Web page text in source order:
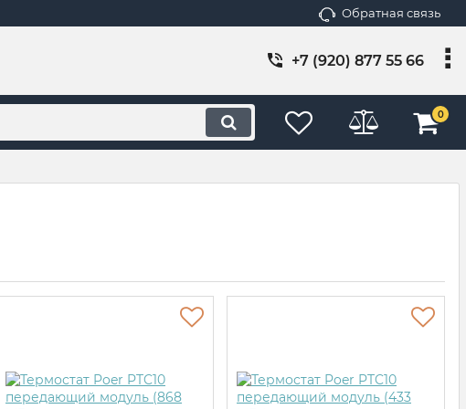
Обратная связь
+7 (920) 877 55 66
0